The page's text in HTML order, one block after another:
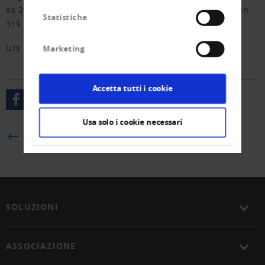
Statistiche
Marketing
Accetta tutti i cookie
Usa solo i cookie necessari
es 2021 noch 17 Meldungen gewesen, sind es nun deren
319.
Urs Fitze
BACK
SOLUZIONI
ASSOCIAZIONE